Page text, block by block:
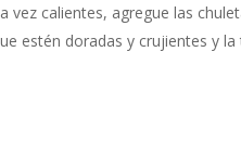
calientes, agregue las
estén doradas y crujientes y